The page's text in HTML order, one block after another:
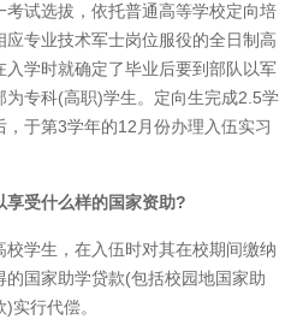
试选拔，依托普通高等学校定向培
专业技术军士岗位服役的全日制高
学时就确定了毕业后要到部队以军
专科(高职)学生。定向生完成2.5学
于第3学年的12月份办理入伍实习
享受什么样的国家资助?
学生，在入伍时对其在校期间缴纳
国家助学贷款(包括校园地国家助
实行代偿。